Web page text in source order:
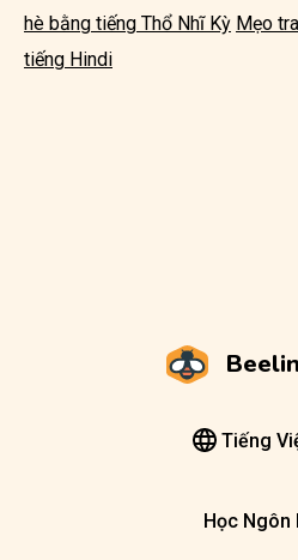
hè bằng tiếng Thổ Nhĩ Kỳ Mẹo
tiếng Hindi
Tiếng
Học Ngôn